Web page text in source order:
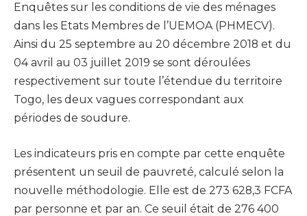
Enquêtes sur les conditions de vie des ménages
dans les Etats Membres de l’UEMOA (PHMECV).
Ainsi du 25 septembre au 20 décembre 2018 et du
04 avril au 03 juillet 2019 se sont déroulées
respectivement sur toute l’étendue du territoire
Togo, les deux vagues correspondant aux
périodes de soudure.
Les indicateurs pris en compte par cette enquête
présentent un seuil de pauvreté, calculé selon la
nouvelle méthodologie. Elle est de 273 628,3 FCFA
par personne et par an. Ce seuil était de 276 400